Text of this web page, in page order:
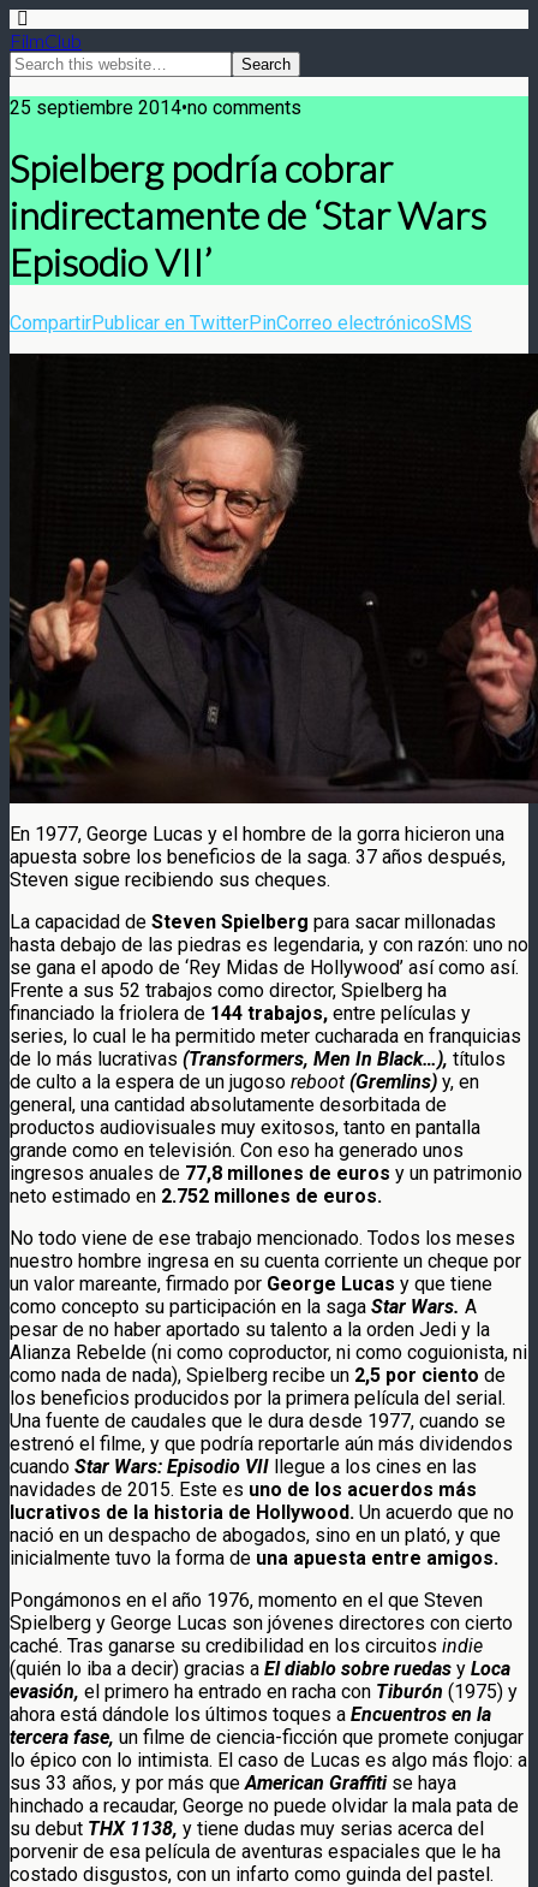
FilmClub
25 septiembre 2014•no comments
Spielberg podría cobrar
indirectamente de ‘Star Wars
Episodio VII’
CompartirPublicar en TwitterPinCorreo electrónicoSMS
En 1977, George Lucas y el hombre de la gorra hicieron una
apuesta sobre los beneficios de la saga. 37 años después,
Steven sigue recibiendo sus cheques.
La capacidad de Steven Spielberg para sacar millonadas
hasta debajo de las piedras es legendaria, y con razón: uno no
se gana el apodo de ‘Rey Midas de Hollywood’ así como así.
Frente a sus 52 trabajos como director, Spielberg ha
financiado la friolera de 144 trabajos, entre películas y
series, lo cual le ha permitido meter cucharada en franquicias
de lo más lucrativas (Transformers, Men In Black…), títulos
de culto a la espera de un jugoso reboot (Gremlins) y, en
general, una cantidad absolutamente desorbitada de
productos audiovisuales muy exitosos, tanto en pantalla
grande como en televisión. Con eso ha generado unos
ingresos anuales de 77,8 millones de euros y un patrimonio
neto estimado en 2.752 millones de euros.
No todo viene de ese trabajo mencionado. Todos los meses
nuestro hombre ingresa en su cuenta corriente un cheque por
un valor mareante, firmado por George Lucas y que tiene
como concepto su participación en la saga Star Wars. A
pesar de no haber aportado su talento a la orden Jedi y la
Alianza Rebelde (ni como coproductor, ni como coguionista, ni
como nada de nada), Spielberg recibe un 2,5 por ciento de
los beneficios producidos por la primera película del serial.
Una fuente de caudales que le dura desde 1977, cuando se
estrenó el filme, y que podría reportarle aún más dividendos
cuando Star Wars: Episodio VII llegue a los cines en las
navidades de 2015. Este es uno de los acuerdos más
lucrativos de la historia de Hollywood. Un acuerdo que no
nació en un despacho de abogados, sino en un plató, y que
inicialmente tuvo la forma de una apuesta entre amigos.
Pongámonos en el año 1976, momento en el que Steven
Spielberg y George Lucas son jóvenes directores con cierto
caché. Tras ganarse su credibilidad en los circuitos indie
(quién lo iba a decir) gracias a El diablo sobre ruedas y Loca
evasión, el primero ha entrado en racha con Tiburón (1975) y
ahora está dándole los últimos toques a Encuentros en la
tercera fase, un filme de ciencia-ficción que promete conjugar
lo épico con lo intimista. El caso de Lucas es algo más flojo: a
sus 33 años, y por más queAmerican Graffiti se haya
hinchado a recaudar, George no puede olvidar la mala pata de
su debut THX 1138, y tiene dudas muy serias acerca del
porvenir de esa película de aventuras espaciales que le ha
costado disgustos, con un infarto como guinda del pastel.